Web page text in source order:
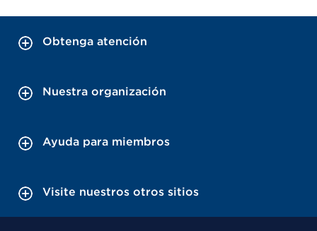
Obtenga atención
Nuestra organización
Ayuda para miembros
Visite nuestros otros sitios